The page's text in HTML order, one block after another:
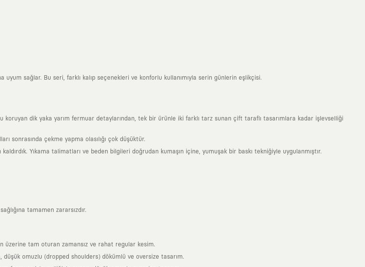
sağlar. Bu seri, farklı kalıp seçenekleri ve konforlu kullanımıyla serin günlerin eşlikçisi.
koruyan dik yaka yarım fermuar detaylarından, tek bir ürünle iki farklı tarz sunan çift taraflı tasarımlara kadar işlevselliği
sonrasında çekme yapma olasılığı çok düşüktür.
Yıkama talimatları ve beden bilgileri doğrudan kumaşın içine, yumuşak bir baskı tekniğiyle uygulanmıştır.
tamamen zararsızdır.
üzerine tam oturan zamansız ve rahat regular kesim.
omuzlu (dropped shoulders) dökümlü ve oversize tasarım.